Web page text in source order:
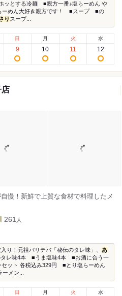
ッとする冷麺 ■親方一番♪塩らーめん や
ーめん大好き親方です！ ■スープ ■の
り スープ...
日
9
月
10
火
11
水
12
店
慢！新鮮で上質な食材で料理したメ
261 人
り！元祖バリテバ「秘伝のタレ味」、 あ
レ味4本 ■うま塩味4本 ■お酒に合う一
セット 各税込み329円 ■とり塩らーめん
メン...
日 月 火 水